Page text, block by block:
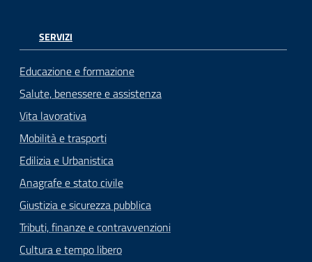
SERVIZI
Educazione e formazione
Salute, benessere e assistenza
Vita lavorativa
Mobilità e trasporti
Edilizia e Urbanistica
Anagrafe e stato civile
Giustizia e sicurezza pubblica
Tributi, finanze e contravvenzioni
Cultura e tempo libero